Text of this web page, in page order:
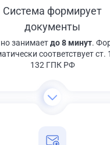
Система формирует
документы
занимаетдо 8 минут.
соответствует ст.
132 ГПК РФ